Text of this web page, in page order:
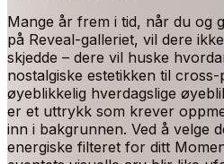
Mange år frem i tid, når du og
på Reveal-galleriet, vil dere
skjedde – dere vil huske
nostalgiske estetikken til
øyeblikkelig hverdagslige
er et uttrykk som krever
inn i bakgrunnen. Ved å velge
energiske filteret for ditt